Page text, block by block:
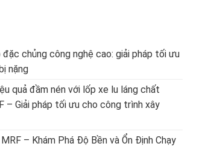
chủng công nghệ cao: giải pháp tối ưu
nặng
quả đầm nén với lốp xe lu láng chất
– Giải pháp tối ưu cho công trình xây
– Khám Phá Độ Bền và Ổn Định Chạy